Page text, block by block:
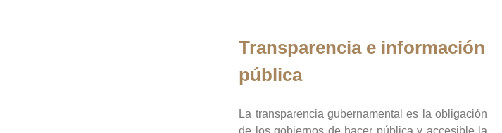
Transparencia e información
pública
La transparencia gubernamental es la obligación
de los gobiernos de hacer pública y accesible la